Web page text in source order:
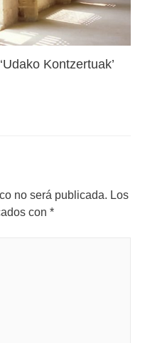
Kontzertuak’
no será publicada. Los
con *